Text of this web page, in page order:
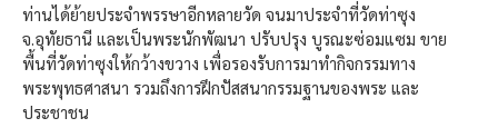
ท่านได้ย้ายประจำพรรษาอีกหลายวัด จนมาประจำที่วัดท่าซุง
จ.อุทัยธานี และเป็นพระนักพัฒนา ปรับปรุง บูรณะซ่อมแซม ขาย
พื้นที่วัดท่าซุงให้กว้างขวาง เพื่อรองรับการมาทำกิจกรรมทาง
พระพุทธศาสนา รวมถึงการฝึกปัสสนากรรมฐานของพระ และ
ประชาชน